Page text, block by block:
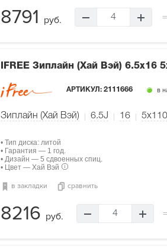
8791 руб. 4 =
IFREE Зиплайн (Хай Вэй) 6.5x16
АРТИКУЛ: 2111666 в
Зиплайн (Хай Вэй) 6.5J 16 5x110
• Тип диска: литой
• Гарантия — 1 год.
• Дизайн — 5 сдвоенных спиц.
• Цвет — Хай Вэй
в закладки сравнить
8216 руб. 4